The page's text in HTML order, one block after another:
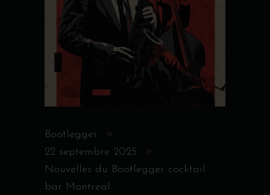
Bootlegger
22 septembre 2025
Nouvelles du Bootlegger cocktail
bar Montreal